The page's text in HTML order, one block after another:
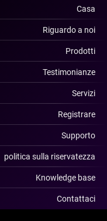
Casa
Riguardo a noi
Prodotti
Testimonianze
Servizi
Registrare
Supporto
politica sulla riservatezza
Knowledge base
Contattaci